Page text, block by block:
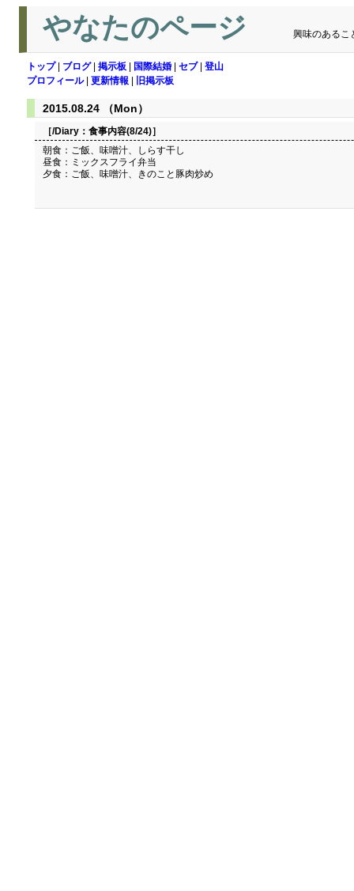
やなたのページ 興味のあるこ
トップ| ブログ| 掲示板 国際結婚 セブ| 登山
プロフィール| 更新情報 旧掲示板
2015.08.24 （Mon）
［/Diary： 食事内容(8/24)］
朝食：ご飯、味噌汁、しらす干し
昼食：ミックスフライ弁当
夕食：ご飯、味噌汁、きのこと豚肉炒め